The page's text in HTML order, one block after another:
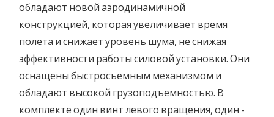
обладают новой аэродинамичной
конструкцией, которая увеличивает время
полета и снижает уровень шума, не снижая
эффективности работы силовой установки. Они
оснащены быстросъемным механизмом и
обладают высокой грузоподъемностью. В
комплекте один винт левого вращения, один -